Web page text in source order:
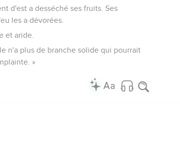
d'est a desséché ses fruits. Ses
les a dévorées.
et aride.
n'a plus de branche solide qui pourrait
»